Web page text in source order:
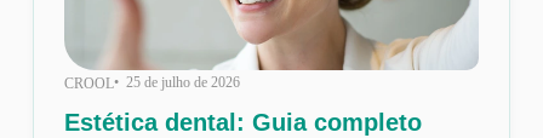
CROOL• 25 de julho de 2026
Estética dental: Guia completo